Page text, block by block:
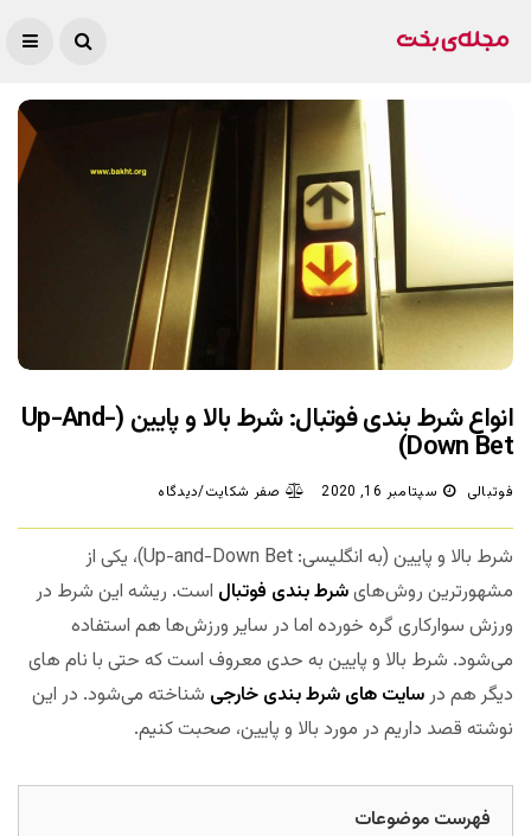
انواع شرط بندی فوتبال: شرط بالا و پایین (Up-And-
Down Bet)
فوتبالی سپتامبر 16, 2020 صفر شکایت/دیدگاه
شرط بالا و پایین (به انگلیسی: Up-and-Down Bet)، یکی از
مشهورترین روش‌هایشرط بندی فوتبال است. ریشه این شرط در
ورزش سوارکاری گره خورده اما در سایر ورزش‌ها هم استفاده
می‌شود. شرط بالا و پایین به حدی معروف است که حتی با نام های
دیگر هم در سایت های شرط بندی خارجی شناخته می‌شود. در این
نوشته قصد داریم در مورد بالا و پایین، صحبت کنیم.
فهرست موضوعات